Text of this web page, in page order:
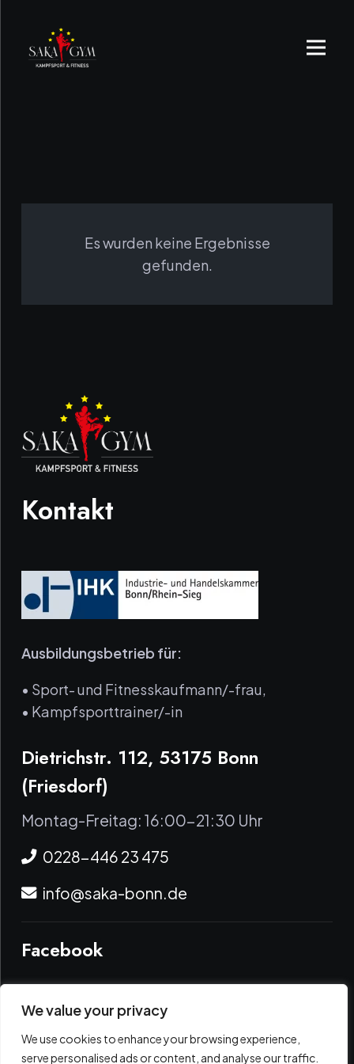
We value your privacy
We use cookies to enhance your browsing experience,
serve personalised ads or content, and analyse our traffic.
Es wurden keine Ergebnisse
gefunden.
Kontakt
Ausbildungsbetrieb für:
• Sport- und Fitnesskaufmann/-frau,
• Kampfsporttrainer/-in
Dietrichstr. 112, 53175 Bonn
(Friesdorf)
Montag-Freitag: 16:00-21:30 Uhr
0228-446 23 475
info@saka-bonn.de
Facebook
Instagram